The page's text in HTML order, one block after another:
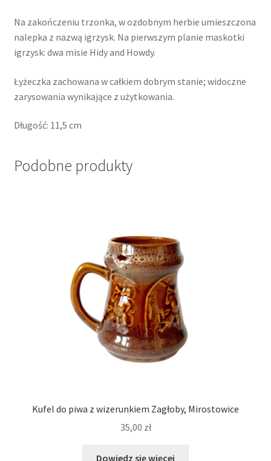
Na zakończeniu trzonka, w ozdobnym herbie umieszczona
nalepka z nazwą igrzysk. Na pierwszym planie maskotki
igrzysk: dwa misie Hidy and Howdy.
Łyżeczka zachowana w całkiem dobrym stanie; widoczne
zarysowania wynikające z użytkowania.
Długość: 11,5 cm
Podobne produkty
Kufel do piwa z wizerunkiem Zagłoby, Mirostowice
35,00 zł
Dowiedz się więcej